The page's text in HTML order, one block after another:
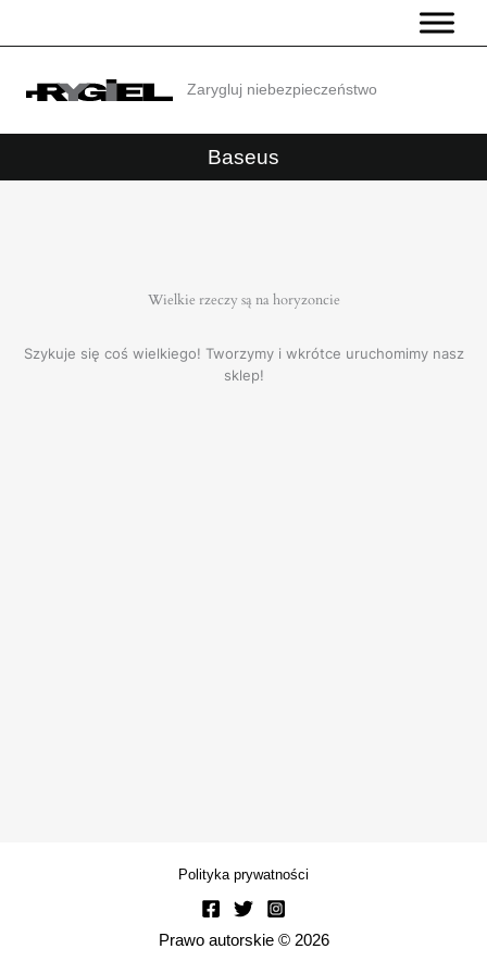
Zarygluj niebezpieczeństwo
Baseus
Wielkie rzeczy są na horyzoncie
Szykuje się coś wielkiego! Tworzymy i wkrótce uruchomimy nasz
sklep!
Polityka prywatności
Prawo autorskie © 2026